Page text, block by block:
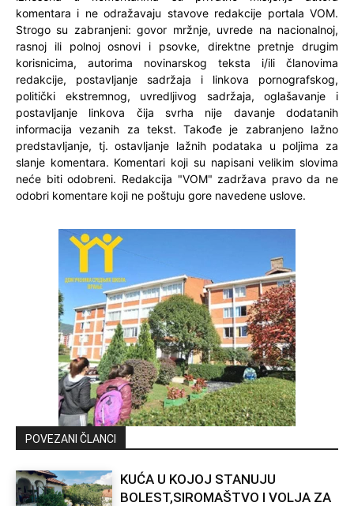
komentara i ne odražavaju stavove redakcije portala VOM.
Strogo su zabranjeni: govor mržnje, uvrede na nacionalnoj,
rasnoj ili polnoj osnovi i psovke, direktne pretnje drugim
korisnicima, autorima novinarskog teksta i/ili članovima
redakcije, postavljanje sadržaja i linkova pornografskog,
politički ekstremnog, uvredljivog sadržaja, oglašavanje i
postavljanje linkova čija svrha nije davanje dodatanih
informacija vezanih za tekst. Takođe je zabranjeno lažno
predstavljanje, tj. ostavljanje lažnih podataka u poljima za
slanje komentara. Komentari koji su napisani velikim slovima
neće biti odobreni. Redakcija "VOM" zadržava pravo da ne
odobri komentare koji ne poštuju gore navedene uslove.
POVEZANI ČLANCI
KUĆA U KOJOJ STANUJU
BOLEST,SIROMAŠTVO I VOLJA ZA